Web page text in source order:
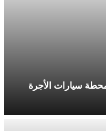
سيارات الأجرة